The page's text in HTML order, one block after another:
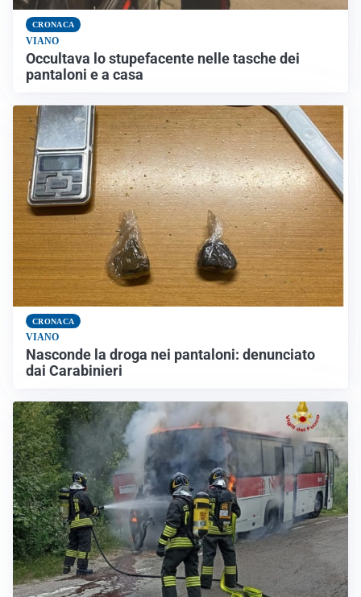
CRONACA
VIANO
Occultava lo stupefacente nelle tasche dei
pantaloni e a casa
CRONACA
VIANO
Nasconde la droga nei pantaloni: denunciato
dai Carabinieri